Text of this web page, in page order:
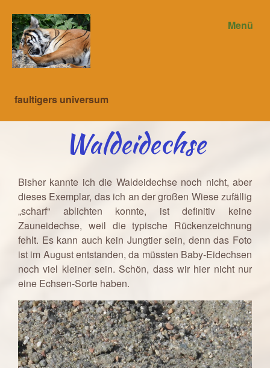
faultigers universum
Menü
Waldeidechse
Bisher kannte ich die Waldeidechse noch nicht, aber
dieses Exemplar, das ich an der großen Wiese zufällig
„scharf“ ablichten konnte, ist definitiv keine
Zauneidechse, weil die typische Rückenzeichnung
fehlt. Es kann auch kein Jungtier sein, denn das Foto
ist im August entstanden, da müssten Baby-Eidechsen
noch viel kleiner sein. Schön, dass wir hier nicht nur
eine Echsen-Sorte haben.